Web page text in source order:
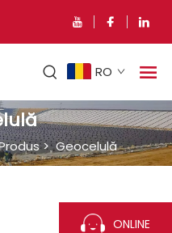
RO
>Geocelulă
ONLINE